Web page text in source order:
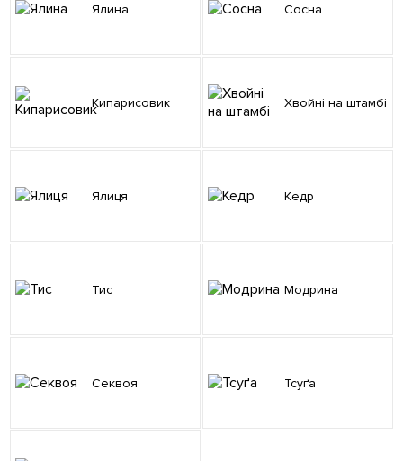
Ялина Сосна
Кипарисовик Хвойні на штамбі
Ялиця Кедр
Тис Модрина
Секвоя Тсуґа